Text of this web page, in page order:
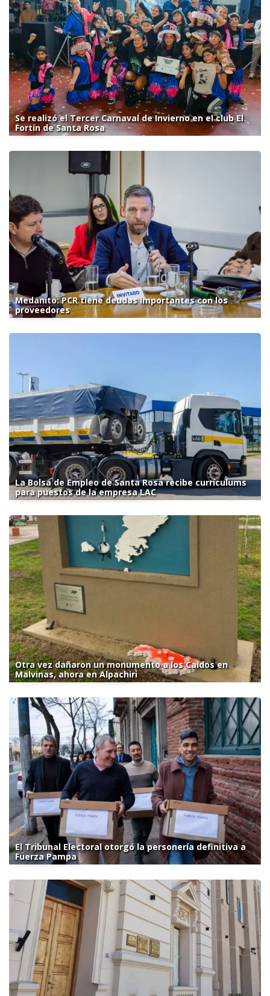
Se realizó el Tercer Carnaval de Invierno en el club El
Fortín de Santa Rosa
Medanito: PCR tiene deudas importantes con los
proveedores
La Bolsa de Empleo de Santa Rosa recibe currículums
para puestos de la empresa LAC
Otra vez dañaron un monumento a los Caídos en
Malvinas, ahora en Alpachiri
El Tribunal Electoral otorgó la personería definitiva a
Fuerza Pampa